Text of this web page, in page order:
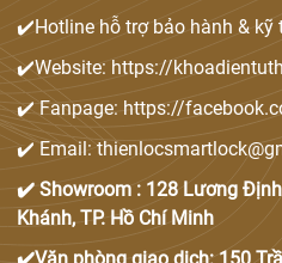
✔️Hotline hỗ trợ bảo hành & kỹ
✔️Website: https://
✔️ Fanpage: https://
✔️ Email:
✔️ Showroom : 128 Lương
Khánh, TP. Hồ Chí Minh